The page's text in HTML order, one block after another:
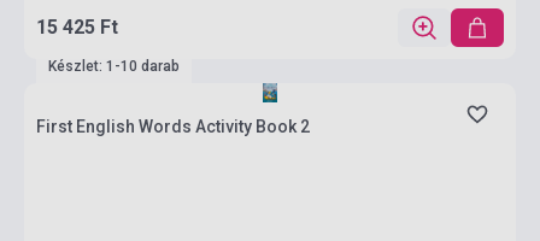
15 425 Ft
Készlet: 1-10 darab
First English Words Activity Book 2